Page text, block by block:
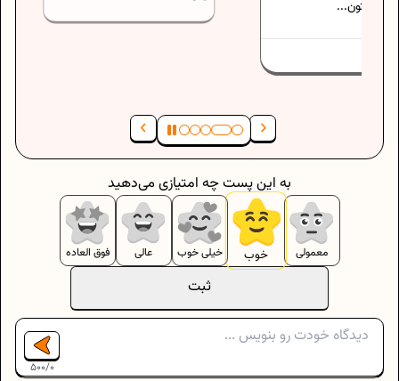
ثبت
معمولی خوب خیلی خوب عالی فوق العاده
به این پست چه امتیازی می‌دهید
500/0